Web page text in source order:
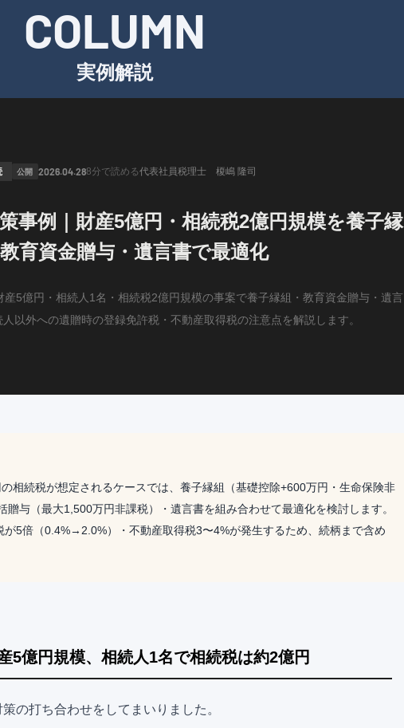
COLUMN
実例解説
公開 2026.04.288分で読める代表社員税理士 榎嶋 隆司
事例｜財産5億円・相続税2億円規模を養子縁
育資金贈与・遺言書で最適化
5億円・相続人1名・相続税2億円規模の事案で養子縁組・教育資金贈与・遺言
以外への遺贈時の登録免許税・不動産取得税の注意点を解説します。
相続税が想定されるケースでは、養子縁組（基礎控除+600万円・生命保険非
贈与（最大1,500万円非課税）・遺言書を組み合わせて最適化を検討します。
が5倍（0.4%→2.0%）・不動産取得税3〜4%が発生するため、続柄まで含め
5億円規模、相続人1名で相続税は約2億円
の打ち合わせをしてまいりました。